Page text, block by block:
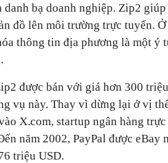
bạ doanh nghiệp. Zip2
đồ lên môi trường trực tuyến.
thông tin địa phương là một ý
được bán với giá hơn 300
vụ này. Thay vì dừng lại ở vị
X.com, startup ngân hàng
năm 2002, PayPal được
triệu USD.